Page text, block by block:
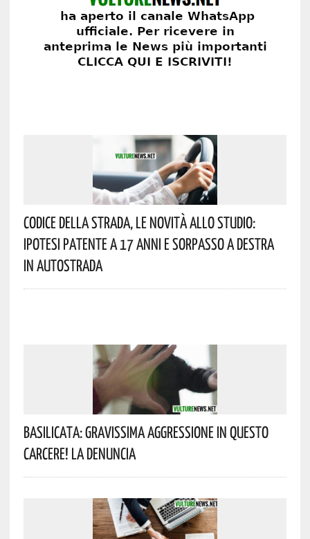
Codice Della Strada, Le Novità Allo Studio:
Ipotesi Patente A 17 Anni E Sorpasso A Destra
In Autostrada
Basilicata: Gravissima Aggressione In Questo
Carcere! La Denuncia